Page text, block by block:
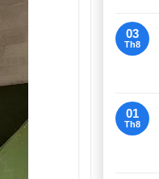
03
Th8
01
Th8